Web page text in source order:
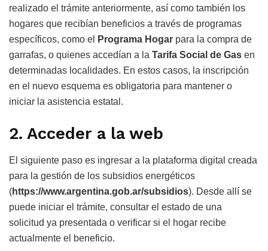
realizado el trámite anteriormente, así como también los
hogares que recibían beneficios a través de programas
específicos, como el
Programa Hogar para la compra de
garrafas, o quienes accedían a la Tarifa Social de Gas en
determinadas localidades. En estos casos, la inscripción
en el nuevo esquema es obligatoria para mantener o
iniciar la asistencia estatal.
2. Acceder a la web
El siguiente paso es ingresar a la plataforma digital creada
para la gestión de los subsidios energéticos
(https://www.argentina.gob.ar/subsidios). Desde allí se
puede iniciar el trámite, consultar el estado de una
solicitud ya presentada o verificar si el hogar recibe
actualmente el beneficio.